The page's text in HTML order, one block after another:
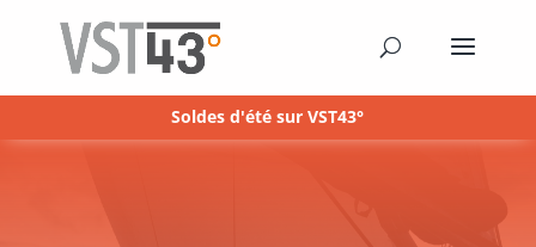
Soldes d'été sur VST43°